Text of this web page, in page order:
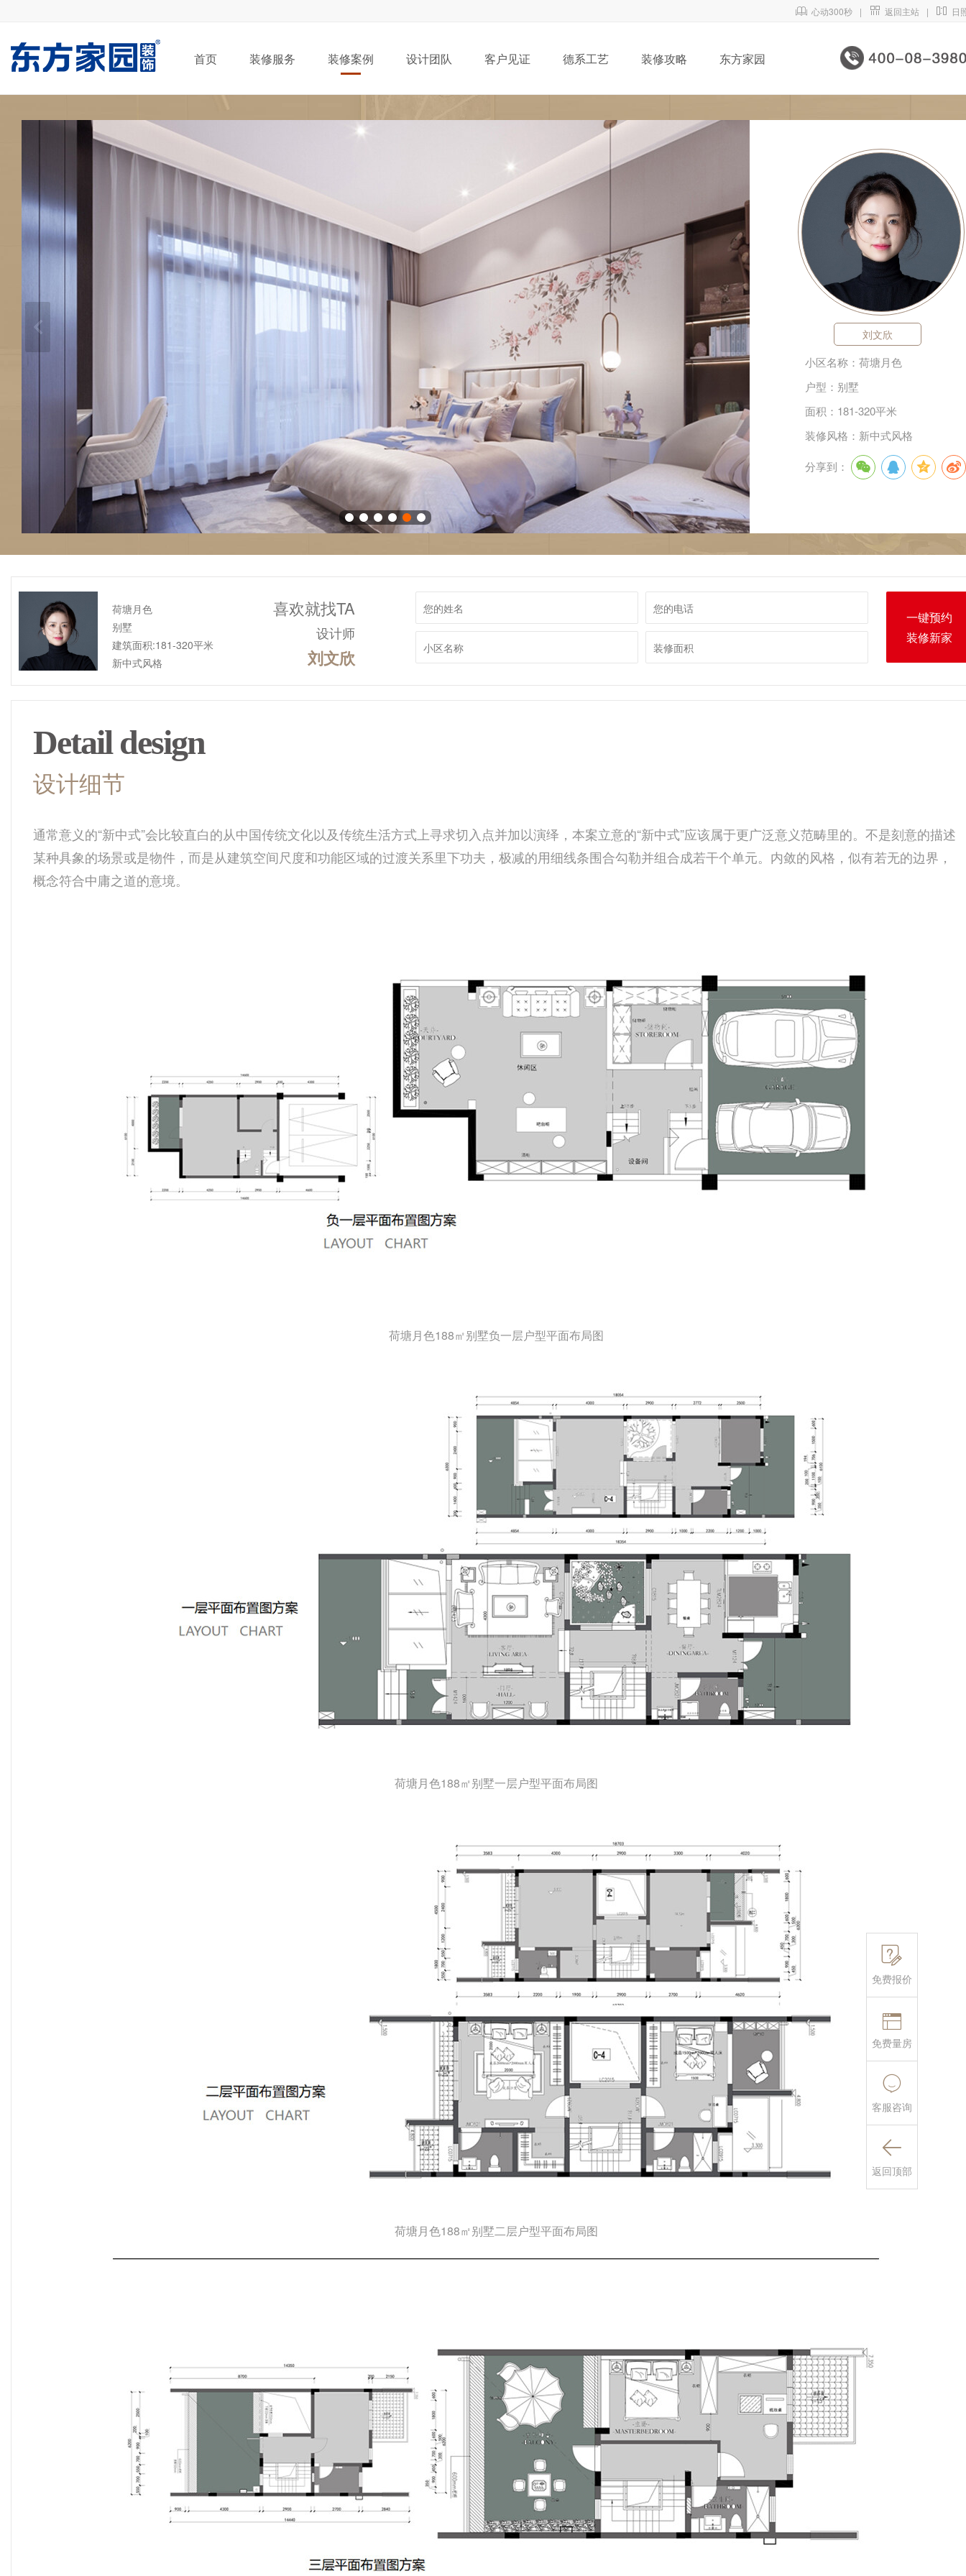
 心动300秒 |  返回主站 |  日
首页 装修服务 装修案例 设计团队 客户见证 德系工艺 装修攻略 东方家园
刘文欣
小区名称：荷塘月色
户型：别墅
面积：181-320平米
装修风格：新中式风格
分享到：
荷塘月色
别墅
建筑面积:181-320平米
新中式风格
喜欢就找TA
设计师
刘文欣
一键预约
装修新家
Detail design
设计细节
通常意义的“新中式”会比较直白的从中国传统文化以及传统生活方式上寻求切入点并加以演绎，本案立意的“新中式”应该属于更广泛意义范畴里的。不是刻意的描述
某种具象的场景或是物件，而是从建筑空间尺度和功能区域的过渡关系里下功夫，极减的用细线条围合勾勒并组合成若干个单元。内敛的风格，似有若无的边界，
概念符合中庸之道的意境。
荷塘月色188㎡别墅负一层户型平面布局图
荷塘月色188㎡别墅一层户型平面布局图
荷塘月色188㎡别墅二层户型平面布局图

免费报价

免费量房

客服咨询

返回顶部